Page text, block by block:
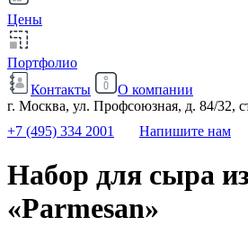
Цены
Портфолио
Контакты
О компании
г. Москва, ул. Профсоюзная, д. 84/32,
+7 (495) 334 2001
Напишите нам
Набор для сыра
«Parmesan»